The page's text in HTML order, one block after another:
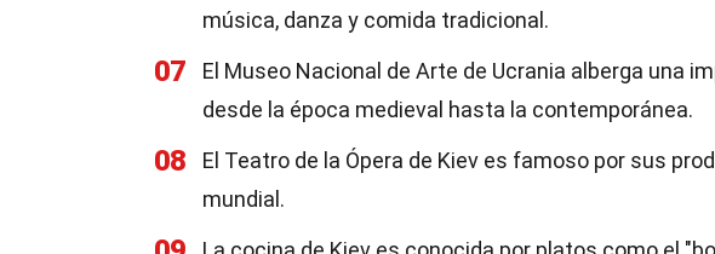
música, danza y comida tradicional.
07
El Museo Nacional de Arte de Ucrania alberga una
desde la época medieval hasta la contemporánea.
08 El Teatro de la Ópera de Kiev es famoso por sus
mundial.